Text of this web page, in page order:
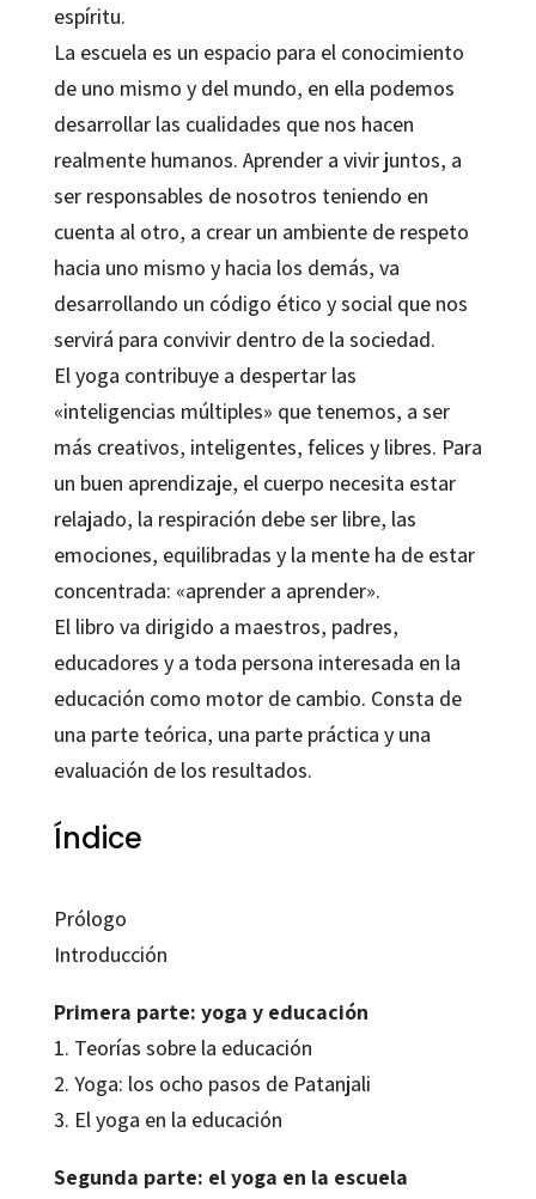
espíritu.
La escuela es un espacio para el conocimiento
de uno mismo y del mundo, en ella podemos
desarrollar las cualidades que nos hacen
realmente humanos. Aprender a vivir juntos, a
ser responsables de nosotros teniendo en
cuenta al otro, a crear un ambiente de respeto
hacia uno mismo y hacia los demás, va
desarrollando un código ético y social que nos
servirá para convivir dentro de la sociedad.
El yoga contribuye a despertar las
«inteligencias múltiples» que tenemos, a ser
más creativos, inteligentes, felices y libres. Para
un buen aprendizaje, el cuerpo necesita estar
relajado, la respiración debe ser libre, las
emociones, equilibradas y la mente ha de estar
concentrada: «aprender a aprender».
El libro va dirigido a maestros, padres,
educadores y a toda persona interesada en la
educación como motor de cambio. Consta de
una parte teórica, una parte práctica y una
evaluación de los resultados.
Índice
Prólogo
Introducción
Primera parte: yoga y educación
1. Teorías sobre la educación
2. Yoga: los ocho pasos de Patanjali
3. El yoga en la educación
Segunda parte: el yoga en la escuela